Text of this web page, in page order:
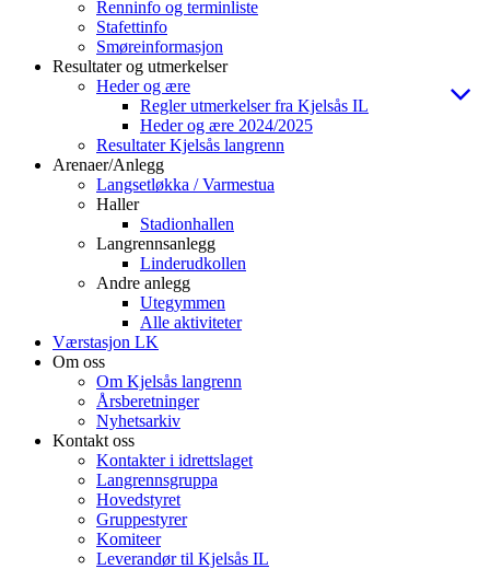
Renninfo og terminliste
Stafettinfo
Smøreinformasjon
Resultater og utmerkelser
Heder og ære
Regler utmerkelser fra Kjelsås IL
Heder og ære 2024/2025
Resultater Kjelsås langrenn
Arenaer/Anlegg
Langsetløkka / Varmestua
Haller
Stadionhallen
Langrennsanlegg
Linderudkollen
Andre anlegg
Utegymmen
Alle aktiviteter
Værstasjon LK
Om oss
Om Kjelsås langrenn
Årsberetninger
Nyhetsarkiv
Kontakt oss
Kontakter i idrettslaget
Langrennsgruppa
Hovedstyret
Gruppestyrer
Komiteer
Leverandør til Kjelsås IL